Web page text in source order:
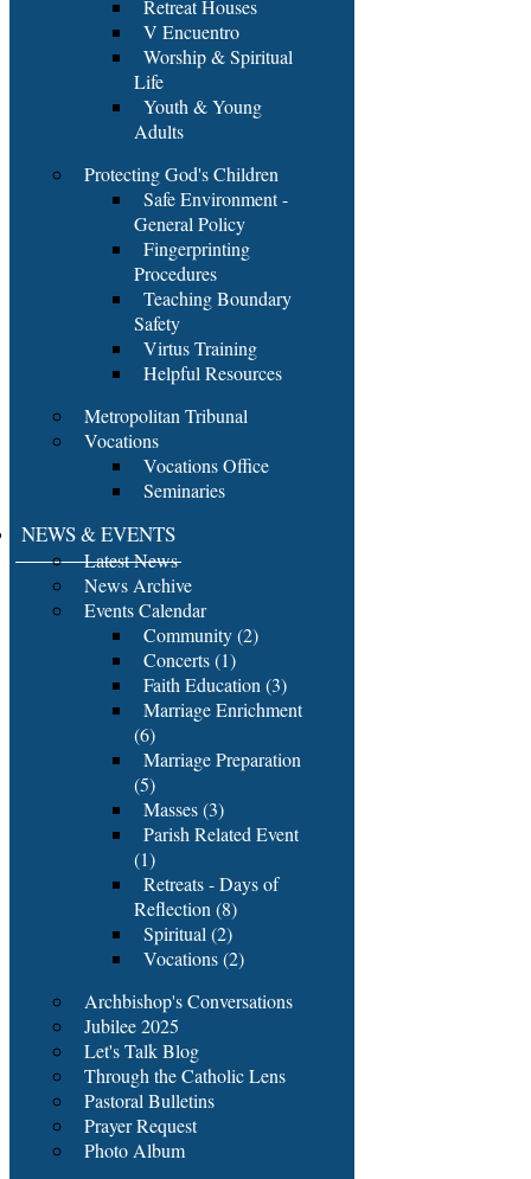
Retreat Houses
V Encuentro
Worship & Spiritual
Life
Youth & Young
Adults
Protecting God's Children
Safe Environment -
General Policy
Fingerprinting
Procedures
Teaching Boundary
Safety
Virtus Training
Helpful Resources
Metropolitan Tribunal
Vocations
Vocations Office
Seminaries
NEWS & EVENTS
Latest News
News Archive
Events Calendar
Community (2)
Concerts (1)
Faith Education (3)
Marriage Enrichment
(6)
Marriage Preparation
(5)
Masses (3)
Parish Related Event
(1)
Retreats - Days of
Reflection (8)
Spiritual (2)
Vocations (2)
Archbishop's Conversations
Jubilee 2025
Let's Talk Blog
Through the Catholic Lens
Pastoral Bulletins
Prayer Request
Photo Album